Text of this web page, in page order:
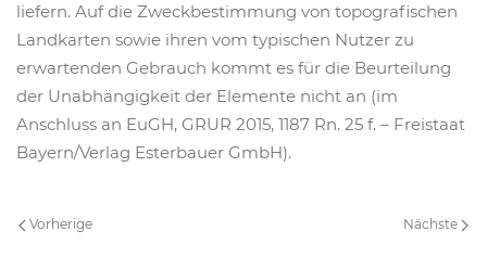
liefern. Auf die Zweckbestimmung von topografischen
Landkarten sowie ihren vom typischen Nutzer zu
erwartenden Gebrauch kommt es für die Beurteilung
der Unabhängigkeit der Elemente nicht an (im
Anschluss an EuGH, GRUR 2015, 1187 Rn. 25 f. – Freistaat
Bayern/Verlag Esterbauer GmbH).
Vorherige Nächste